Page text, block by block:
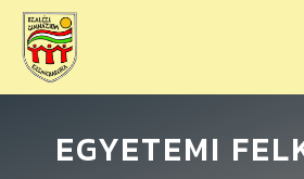
EGYETEMI